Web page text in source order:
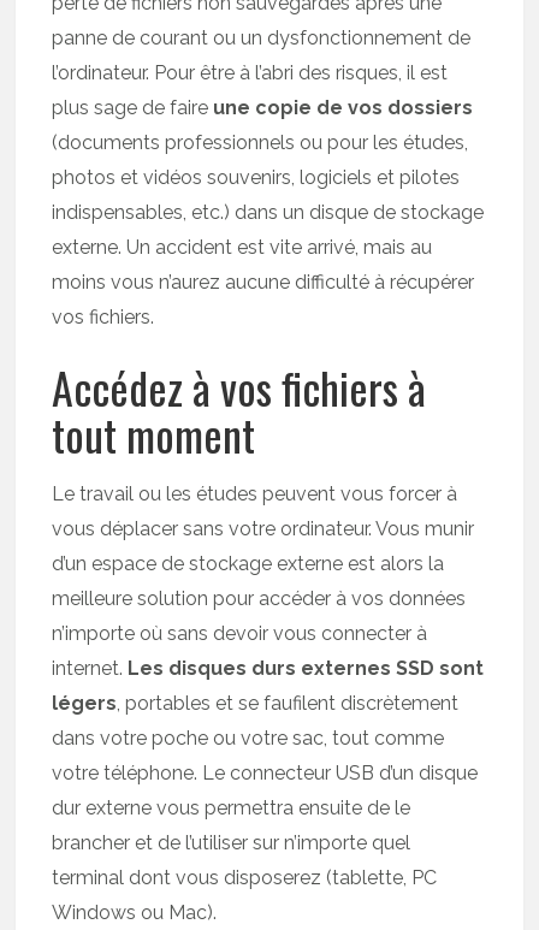
panne de courant ou un dysfonctionnement de
l’ordinateur. Pour être à l’abri des risques, il est
plus sage de faire une copie de vos dossiers
(documents professionnels ou pour les études,
photos et vidéos souvenirs, logiciels et pilotes
indispensables, etc.) dans un disque de stockage
externe. Un accident est vite arrivé, mais au
moins vous n’aurez aucune difficulté à récupérer
vos fichiers.
Accédez à vos fichiers à
tout moment
Le travail ou les études peuvent vous forcer à
vous déplacer sans votre ordinateur. Vous munir
d’un espace de stockage externe est alors la
meilleure solution pour accéder à vos données
n’importe où sans devoir vous connecter à
internet. Les disques durs externes SSD sont
légers, portables et se faufilent discrètement
dans votre poche ou votre sac, tout comme
votre téléphone. Le connecteur USB d’un disque
dur externe vous permettra ensuite de le
brancher et de l’utiliser sur n’importe quel
terminal dont vous disposerez (tablette, PC
Windows ou Mac).